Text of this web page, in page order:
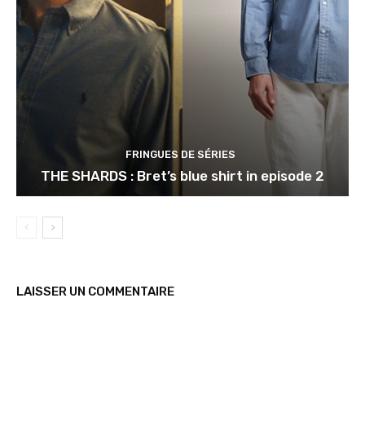
FRINGUES DE SÉRIES
THE SHARDS : Bret’s blue shirt in episode 2
LAISSER UN COMMENTAIRE